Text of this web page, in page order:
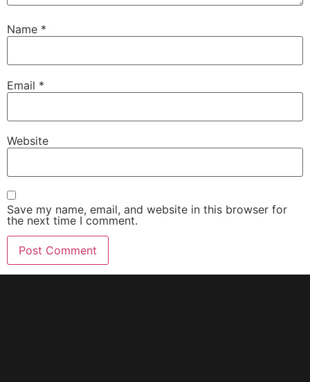
Name *
Email *
Website
Save my name, email, and website in this browser for
the next time I comment.